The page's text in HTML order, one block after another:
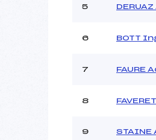
Ouvreurs C :
Pénalité
5
6 BOTT
7 FAURE
8
9 STAINE